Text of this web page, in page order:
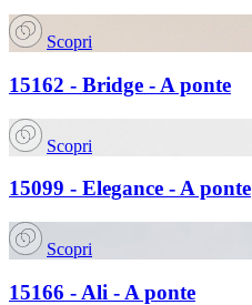
Scopri
15162 - Bridge - A ponte
Scopri
15099 - Elegance - A ponte
Scopri
15166 - Ali - A ponte